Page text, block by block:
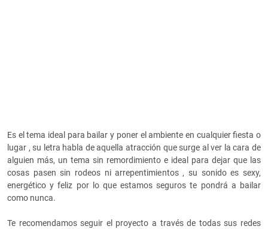
Es el tema ideal para bailar y poner el ambiente en cualquier fiesta o
lugar , su letra habla de aquella atracción que surge al ver la cara de
alguien más, un tema sin remordimiento e ideal para dejar que las
cosas pasen sin rodeos ni arrepentimientos , su sonido es sexy,
energético y feliz por lo que estamos seguros te pondrá a bailar
como nunca.
Te recomendamos seguir el proyecto a través de todas sus redes